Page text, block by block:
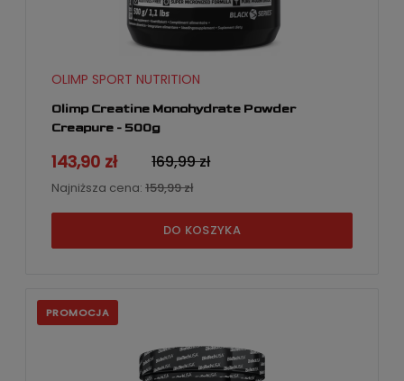
Olimp Creatine Monohydrate Powder
Creapure - 500g
OLIMP SPORT NUTRITION
143,90 zł 169,99 zł
Najniższa cena: 159,99 zł
DO KOSZYKA
PROMOCJA